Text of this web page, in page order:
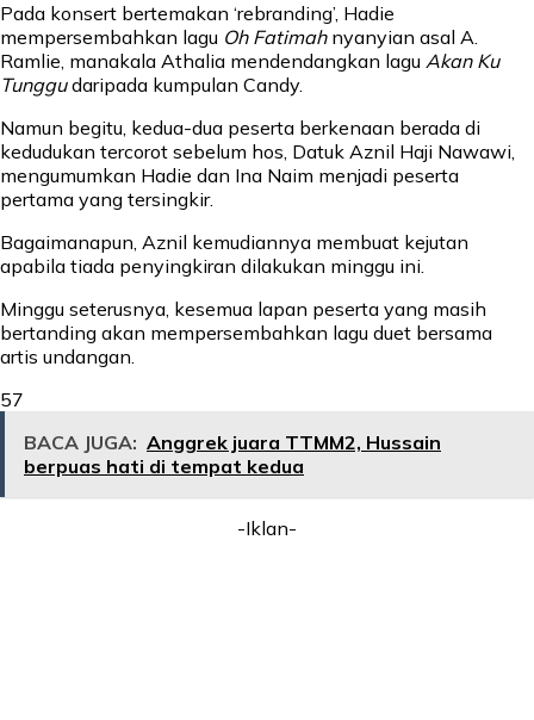
Pada konsert bertemakan ‘rebranding’, Hadie
mempersembahkan lagu Oh Fatimahnyanyian asal A.
Ramlie, manakala Athalia mendendangkan lagu Akan Ku
Tunggudaripada kumpulan Candy.
Namun begitu, kedua-dua peserta berkenaan berada di
kedudukan tercorot sebelum hos, Datuk Aznil Haji Nawawi,
mengumumkan Hadie dan Ina Naim menjadi peserta
pertama yang tersingkir.
Bagaimanapun, Aznil kemudiannya membuat kejutan
apabila tiada penyingkiran dilakukan minggu ini.
Minggu seterusnya, kesemua lapan peserta yang masih
bertanding akan mempersembahkan lagu duet bersama
artis undangan.
57
BACA JUGA: Anggrek juara TTMM2, Hussain
berpuas hati di tempat kedua
-Iklan-